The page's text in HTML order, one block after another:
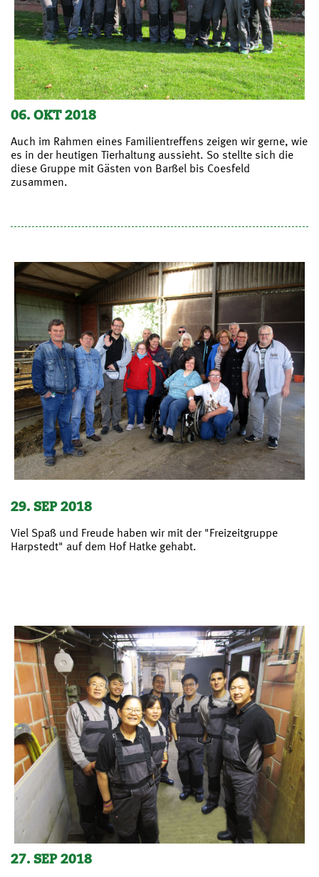
06. OKT 2018
Auch im Rahmen eines Familientreffens zeigen wir gerne, wie
es in der heutigen Tierhaltung aussieht. So stellte sich die
diese Gruppe mit Gästen von Barßel bis Coesfeld
zusammen.
29. SEP 2018
Viel Spaß und Freude haben wir mit der "Freizeitgruppe
Harpstedt" auf dem Hof Hatke gehabt.
27. SEP 2018